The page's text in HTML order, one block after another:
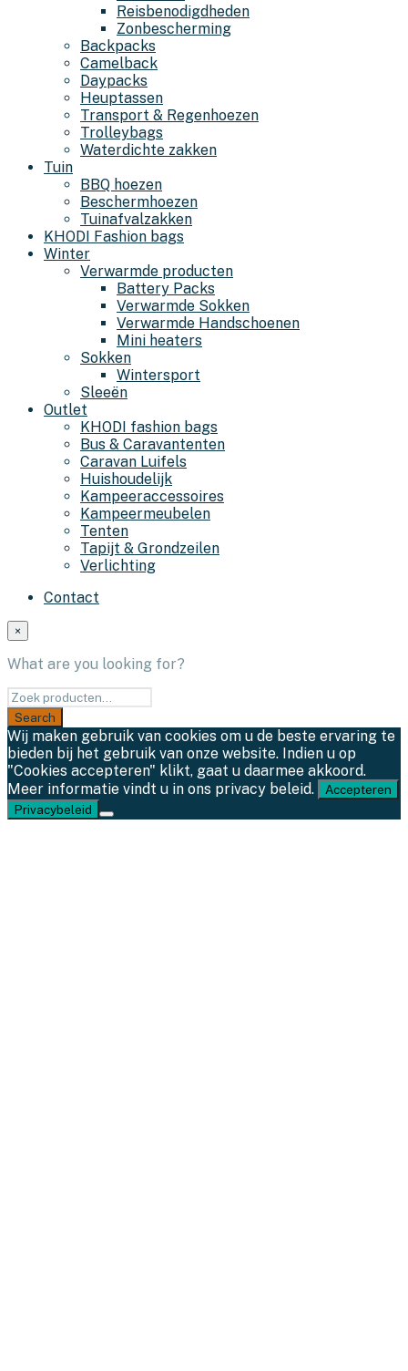
Reisbenodigdheden
Zonbescherming
Backpacks
Camelback
Daypacks
Heuptassen
Transport & Regenhoezen
Trolleybags
Waterdichte zakken
Tuin
BBQ hoezen
Beschermhoezen
Tuinafvalzakken
KHODI Fashion bags
Winter
Verwarmde producten
Battery Packs
Verwarmde Sokken
Verwarmde Handschoenen
Mini heaters
Sokken
Wintersport
Sleeën
Outlet
KHODI fashion bags
Bus & Caravantenten
Caravan Luifels
Huishoudelijk
Kampeeraccessoires
Kampeermeubelen
Tenten
Tapijt & Grondzeilen
Verlichting
Contact
×
What are you looking for?
Wij maken gebruik van cookies om u de beste ervaring te
bieden bij het gebruik van onze website. Indien u op
"Cookies accepteren" klikt, gaat u daarmee akkoord.
Meer informatie vindt u in ons privacy beleid.
Accepteren
Privacybeleid